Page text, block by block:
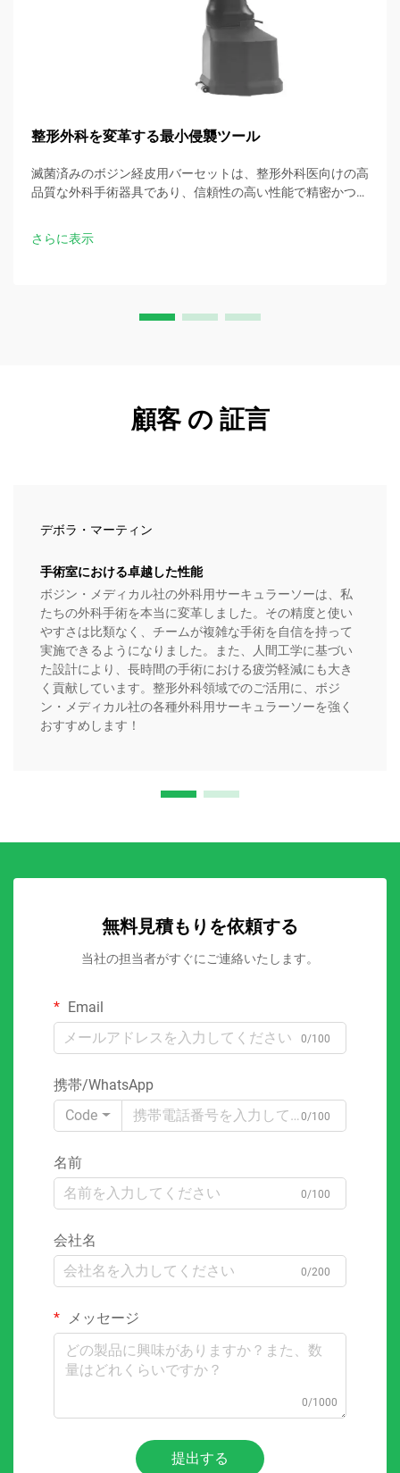
整形外科を変革する最小侵襲ツール
滅菌済みのボジン経皮用バーセットは、整形外科医向けの高
品質な外科手術器具であり、信頼性の高い性能で精密かつ最
さらに表示
顧客 の 証言
デボラ・マーティン
手術室における卓越した性能
ボジン・メディカル社の外科用サーキュラーソーは、私
たちの外科手術を本当に変革しました。その精度と使い
やすさは比類なく、チームが複雑な手術を自信を持って
実施できるようになりました。また、人間工学に基づい
た設計により、長時間の手術における疲労軽減にも大き
く貢献しています。整形外科領域でのご活用に、ボジ
ン・メディカル社の各種外科用サーキュラーソーを強く
おすすめします！
無料見積もりを依頼する
当社の担当者がすぐにご連絡いたします。
Email
0/100
携帯/WhatsApp
Code
0/100
名前
0/100
会社名
0/200
メッセージ
0/1000
提出する